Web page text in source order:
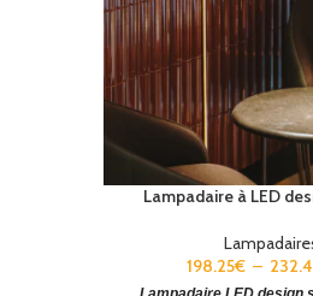
Lampadaire à LED
198.25€ –